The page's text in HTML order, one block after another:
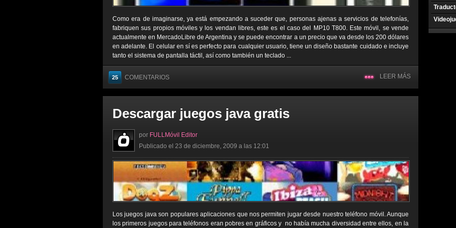
Como era de imaginarse, ya está empezando a suceder que, personas ajenas a servicios de telefonías,
fabriquen sus propios móviles y los vendan libres, este es el caso del MP10 T800. Este móvil, se vende
actualmente en MercadoLibre de Argentina y se puede encontrar a un precio que va desde los 200 dólares
en adelante. El celular en sí es perfecto para cualquier usuario, tiene un diseño bastante cuidado e incluye
tanto el sistema de pantalla táctil, así como también un teclado ...
25 COMENTARIOS LEER MÁS
Descargar juegos java gratis
por FULLMóvil Editor
Publicado el 23 de diciembre, 2009 a las 12:01
Los juegos java son populares aplicaciones que nos permiten jugar desde nuestro teléfono móvil. Aunque
los primeros juegos para teléfonos eran pobres en gráficos y no había mucha diversidad entre ellos, en la